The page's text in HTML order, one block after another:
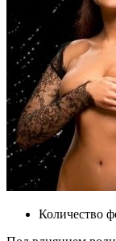
Количество